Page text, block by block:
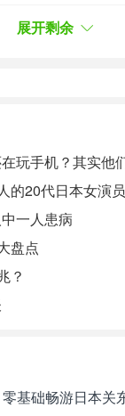
たら実は言われ
大爷体，真心话
谢”、“喜欢”
。不如说，就
开心的话完全
对待，关键时
说，新的抖S
宏）『のだめカ
玉木宏）《交响情
展开剩余
玩手机？其实他
的20代日本女演
一人患病
盘点
？
零基础畅游日本关